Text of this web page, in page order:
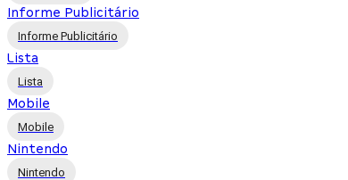
Informe Publicitário
Informe Publicitário
Lista
Lista
Mobile
Mobile
Nintendo
Nintendo